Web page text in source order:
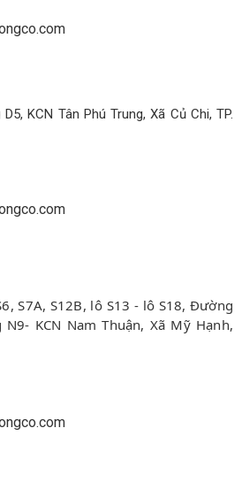
KCN Tân Phú Trung, Xã Củ Chi, TP.
S7A, S12B, lô S13 - lô S18, Đường
KCN Nam Thuận, Xã Mỹ Hạnh,